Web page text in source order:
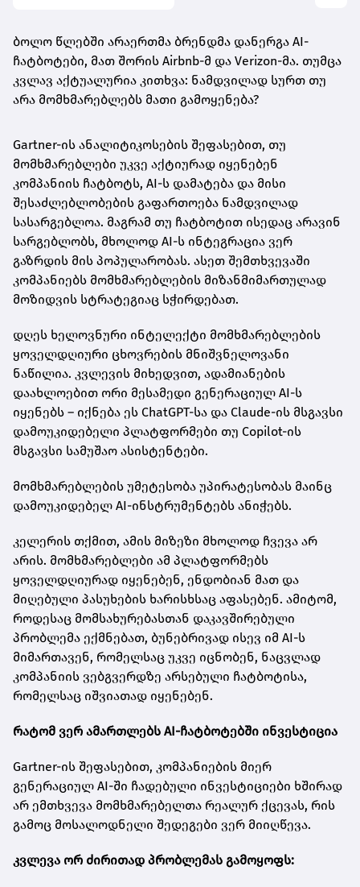
ბოლო წლებში არაერთმა ბრენდმა დანერგა AI-
ჩატბოტები, მათ შორის Airbnb-მ და Verizon-მა. თუმცა
კვლავ აქტუალურია კითხვა: ნამდვილად სურთ თუ
არა მომხმარებლებს მათი გამოყენება?
Gartner-ის ანალიტიკოსების შეფასებით, თუ
მომხმარებლები უკვე აქტიურად იყენებენ
კომპანიის ჩატბოტს, AI-ს დამატება და მისი
შესაძლებლობების გაფართოება ნამდვილად
სასარგებლოა. მაგრამ თუ ჩატბოტით ისედაც არავინ
სარგებლობს, მხოლოდ AI-ს ინტეგრაცია ვერ
გაზრდის მის პოპულარობას. ასეთ შემთხვევაში
კომპანიებს მომხმარებლების მიზანმიმართულად
მოზიდვის სტრატეგიაც სჭირდებათ.
დღეს ხელოვნური ინტელექტი მომხმარებლების
ყოველდღიური ცხოვრების მნიშვნელოვანი
ნაწილია. კვლევის მიხედვით, ადამიანების
დაახლოებით ორი მესამედი გენერაციულ AI-ს
იყენებს – იქნება ეს ChatGPT-სა და Claude-ის მსგავსი
დამოუკიდებელი პლატფორმები თუ Copilot-ის
მსგავსი სამუშაო ასისტენტები.
მომხმარებლების უმეტესობა უპირატესობას მაინც
დამოუკიდებელ AI-ინსტრუმენტებს ანიჭებს.
კელერის თქმით, ამის მიზეზი მხოლოდ ჩვევა არ
არის. მომხმარებლები ამ პლატფორმებს
ყოველდღიურად იყენებენ, ენდობიან მათ და
მიღებული პასუხების ხარისხსაც აფასებენ. ამიტომ,
როდესაც მომსახურებასთან დაკავშირებული
პრობლემა ექმნებათ, ბუნებრივად ისევ იმ AI-ს
მიმართავენ, რომელსაც უკვე იცნობენ, ნაცვლად
კომპანიის ვებგვერდზე არსებული ჩატბოტისა,
რომელსაც იშვიათად იყენებენ.
რატომ ვერ ამართლებს AI-ჩატბოტებში ინვესტიცია
Gartner-ის შეფასებით, კომპანიების მიერ
გენერაციულ AI-ში ჩადებული ინვესტიციები ხშირად
არ ემთხვევა მომხმარებელთა რეალურ ქცევას, რის
გამოც მოსალოდნელი შედეგები ვერ მიიღწევა.
კვლევა ორ ძირითად პრობლემას გამოყოფს: